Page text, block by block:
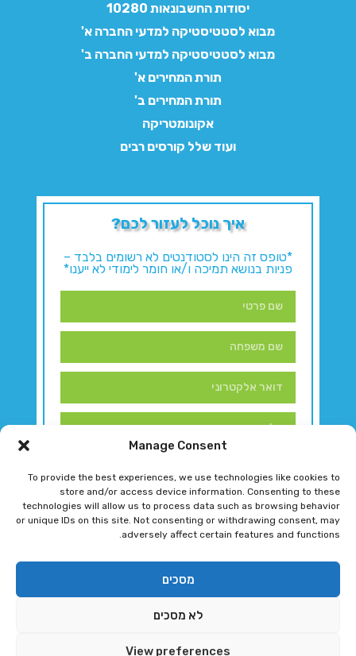
Manage Consent
To provide the best experiences, we use technologies like cookies to
store and/or access device information. Consenting to these
technologies will allow us to process data such as browsing behavior
or unique IDs on this site. Not consenting or withdrawing consent, may
adversely affect certain features and functions.
מסכים
לא מסכים
View preferences
יסודות החשבונאות 10280
מבוא לסטטיסטיקה למדעי החברה א'
מבוא לסטטיסטיקה למדעי החברה ב'
תורת המחירים א'
תורת המחירים ב'
אקונומטריקה
ועוד שלל קורסים רבים
איך נוכל לעזור לכם?
*טופס זה הינו לסטודנטים לא רשומים בלבד –
פניות בנושא תמיכה ו/או חומר לימודי לא ייענו*